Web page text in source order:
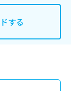
する